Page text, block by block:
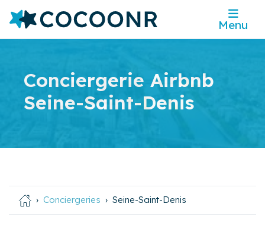
Menu
Conciergerie Airbnb
Seine-Saint-Denis
Conciergeries Seine-Saint-Denis